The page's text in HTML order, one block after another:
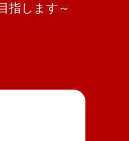
指します～